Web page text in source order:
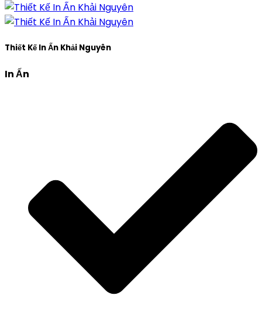
Thiết Kế In Ấn Khải Nguyên
In Ấn